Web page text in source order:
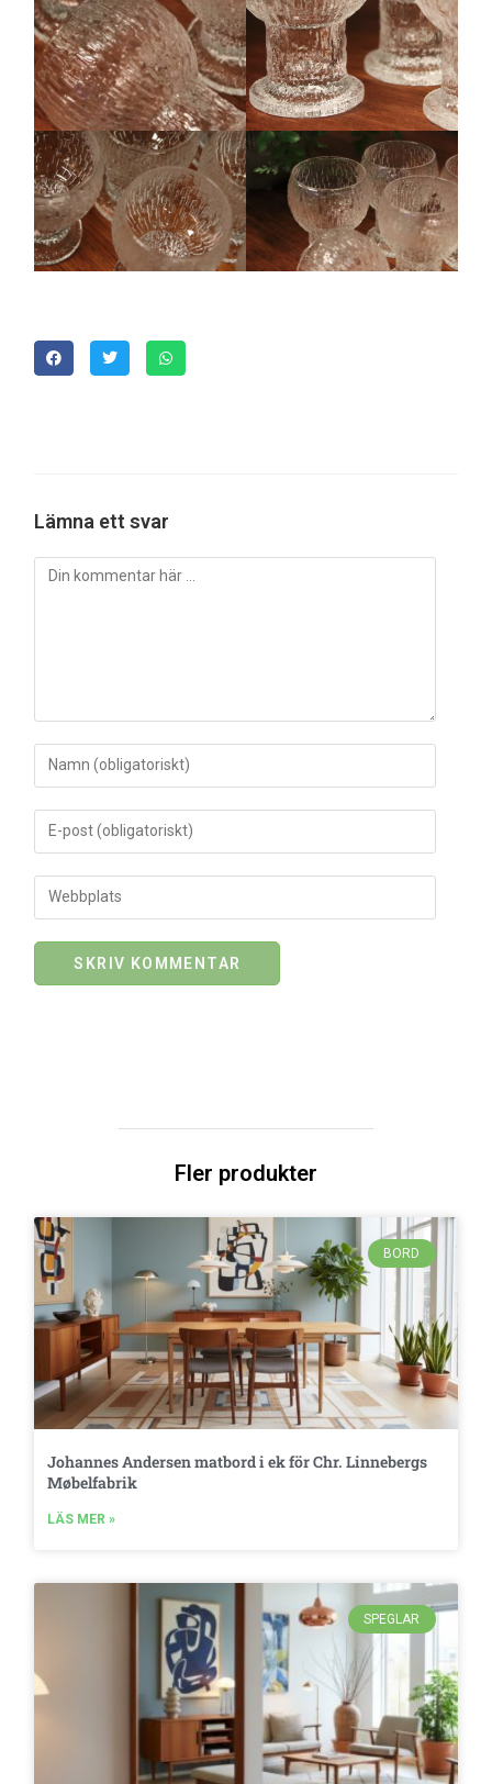
Lämna ett svar
Fler produkter
BORD
Johannes Andersen matbord i ek för Chr. Linnebergs
Møbelfabrik
LÄS MER »
SPEGLAR